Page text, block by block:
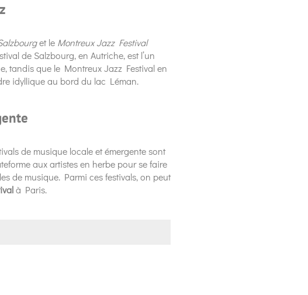
et le Montreux Jazz Festival
de Salzbourg, en Autriche, est l’un
tandis que le Montreux Jazz Festival en
idyllique au bord du lac Léman.
de musique locale et émergente sont
aux artistes en herbe pour se faire
de musique. Parmi ces festivals, on peut
à Paris.